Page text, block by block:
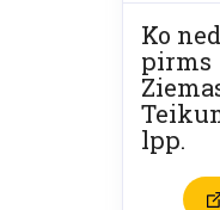
Ko
pirms
lpp.